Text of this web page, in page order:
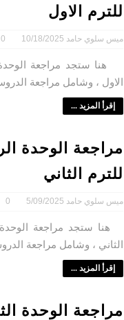
للترم الاول
ميس سلوي حامد 10/18/2025
0
هنا ستجد مراجعة
الاول ، وشامل مراجعة
إقرأ المزيد ...
مراجعة الوحدة
للترم الثاني
ميس سلوي حامد 5/09/2025
0
هنا ستجد مراجعة
الثاني ، وشامل مراجعة
إقرأ المزيد ...
مراجعة الوحدة